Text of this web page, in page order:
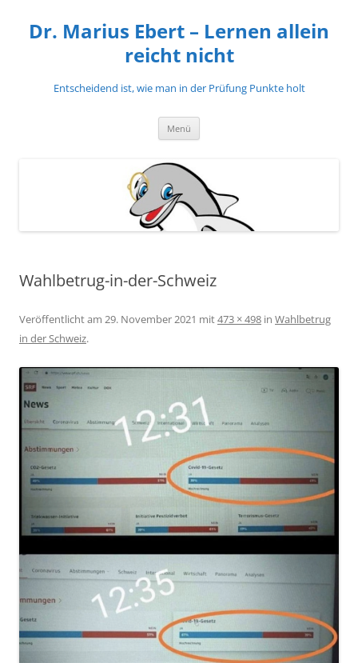
springen
Dr. Marius Ebert – Lernen allein
reicht nicht
Entscheidend ist, wie man in der Prüfung Punkte holt
Menü
Wahlbetrug-in-der-Schweiz
Veröffentlicht am 29. November 2021 mit473 × 498 in Wahlbetrug
in der Schweiz.